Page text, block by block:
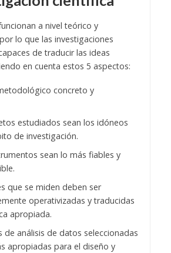
a nivel teórico y
lo que las investigaciones
de traducir las ideas
en cuenta estos 5 aspectos:
concreto y
estudiados sean los idóneos
de investigación.
sean lo más fiables y
que se miden deben ser
operativizadas y traducidas
apropiada.
de análisis de datos seleccionadas
apropiadas para el diseño y